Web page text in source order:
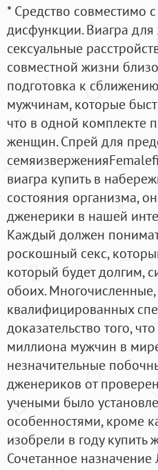
* Средство совместимо
дисфункции. Виагра
сексуальные
совместной жизни
подготовка к
мужчинам, которые
что в одной комплекте
женщин. Спрей для
виагра купить в
состояния организма,
дженерики в нашей
Каждый должен
роскошный секс,
который будет долгим,
обоих.
квалифицированных
доказательство того,
миллиона мужчин в
незначительные
дженериков от
учеными было
особенностями, кроме
изобрели в году купить
Сочетанное